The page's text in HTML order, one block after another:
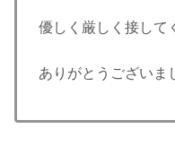
優しく厳しく接して
ありがとうございま